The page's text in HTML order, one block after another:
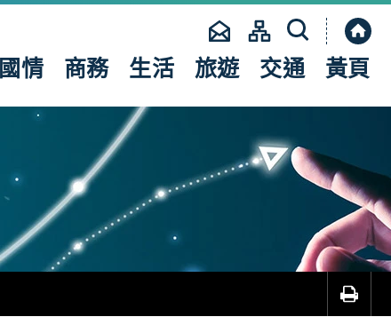
國情 商務 生活 旅遊 交通 黃頁